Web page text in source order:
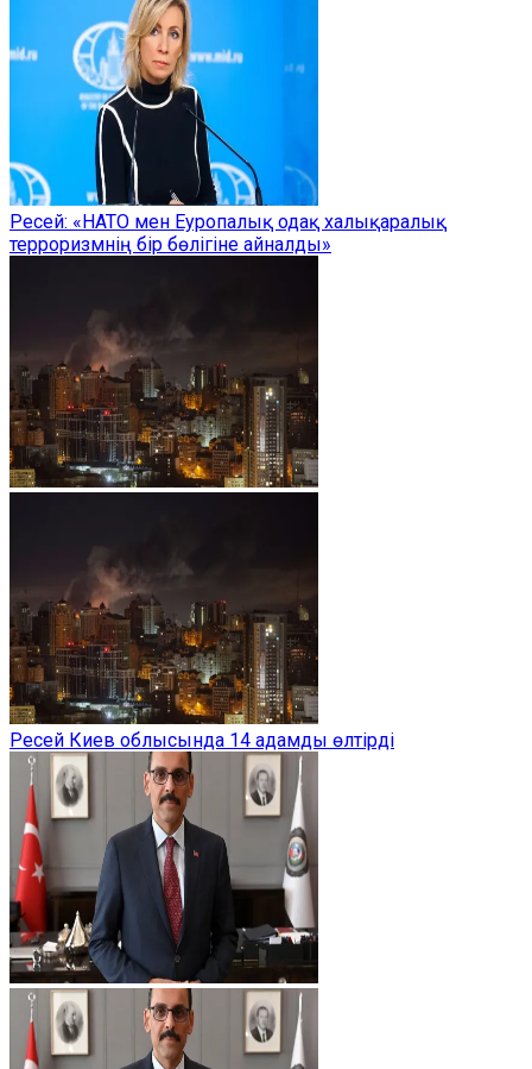
Ресей: «НАТО мен Еуропалық одақ халықаралық
терроризмнің бір бөлігіне айналды»
Ресей Киев облысында 14 адамды өлтірді